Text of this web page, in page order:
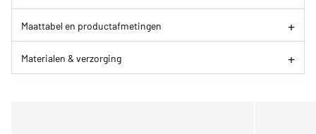
Maattabel en productafmetingen
Materialen & verzorging